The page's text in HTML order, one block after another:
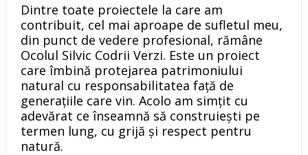
Dintre toate proiectele la care am
contribuit, cel mai aproape de sufletul meu,
din punct de vedere profesional, rămâne
Ocolul Silvic Codrii Verzi. Este un proiect
care îmbină protejarea patrimoniului
natural cu responsabilitatea față de
generațiile care vin. Acolo am simțit cu
adevărat ce înseamnă să construiești pe
termen lung, cu grijă și respect pentru
natură.